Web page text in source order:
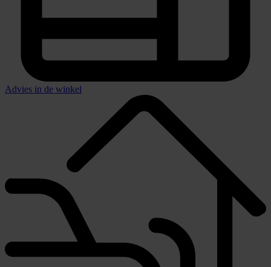
Advies in de winkel